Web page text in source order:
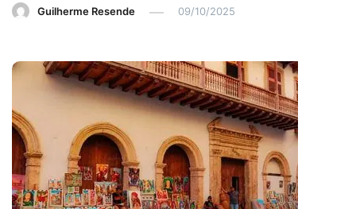
Guilherme Resende 09/10/2025